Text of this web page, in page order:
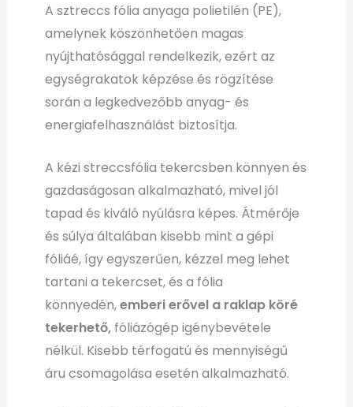
A sztreccs fólia anyaga polietilén (PE),
amelynek köszönhetően magas
nyújthatósággal rendelkezik, ezért az
egységrakatok képzése és rögzítése
során a legkedvezőbb anyag- és
energiafelhasználást biztosítja.
A kézi streccsfólia tekercsben könnyen és
gazdaságosan alkalmazható, mivel jól
tapad és kiváló nyúlásra képes. Átmérője
és súlya általában kisebb mint a gépi
fóliáé, így egyszerűen, kézzel meg lehet
tartani a tekercset, és a fólia
könnyedén,emberi erővel a raklap köré
tekerhető, fóliázógép igénybevétele
nélkül. Kisebb térfogatú és mennyiségű
áru csomagolása esetén alkalmazható.